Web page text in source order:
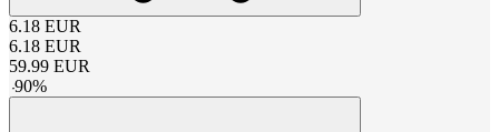
6.18 EUR
6.18 EUR
59.99 EUR
-90%